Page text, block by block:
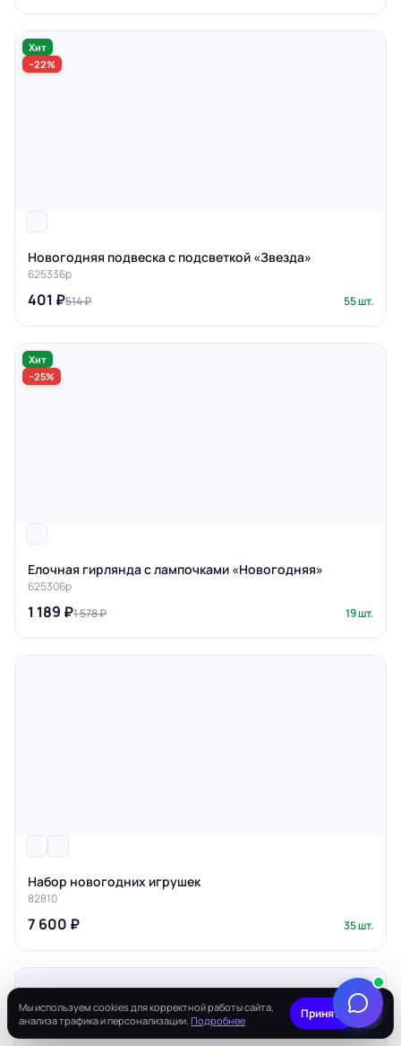
Хит
−22%
Новогодняя подвеска с подсветкой «Звезда»
625336p
401 ₽514 ₽ 55 шт.
Хит
−25%
Елочная гирлянда с лампочками «Новогодняя»
625306p
1 189 ₽1 578 ₽ 19 шт.
Набор новогодних игрушек
82810
7 600 ₽ 35 шт.
Мы используем cookies для корректной работы сайта,
анализа трафика и персонализации. Подробнее Принять ×